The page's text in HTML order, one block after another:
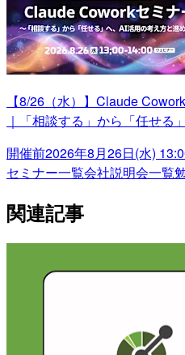
【8/26（水）】Claude
｜「相談する」から「任せる
開催前2026年8月26日(水)
セミナー一覧会社説明会一覧
関連記事